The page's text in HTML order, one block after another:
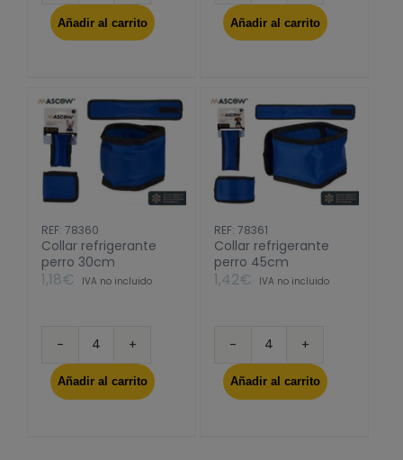
puas
mascota
Añadir al carrito
puas
ovalado
Añadir al carrito
REF: 78360
Collar refrigerante
perro 30cm
1,18€ IVA no incluido
Collar
refrigerante
perro
Añadir al carrito
REF: 78361
Collar refrigerante
perro 45cm
1,42€ IVA no incluido
Collar
refrigerante
perro
Añadir al carrito